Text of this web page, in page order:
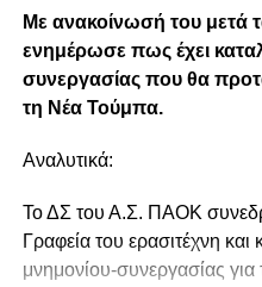
RELATED TOPICS:
UP NEXT
«Είμαστε ο ΠΑΟΚ και
DON'T MISS
Με ανακοίνωσή του
ενημέρωσε πως έχει
συνεργασίας που θα
τη Νέα Τούμπα.
Αναλυτικά:
Το ΔΣ του Α.Σ. ΠΑΟΚ
Γραφεία του ερασιτέχνη και
μνημονίου-συνεργασίας